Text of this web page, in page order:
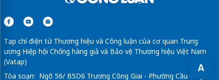
A
Tạp chí điện tử Thương hiệu và Công luận của cơ quan Trung
ương Hiệp hội Chống hàng giả và Bảo vệ Thương hiệu Việt Nam
(Vatap)
Tòa soạn: Ngõ 56/ B5D6 Trương Công Giai - Phường Cầu Giấy -